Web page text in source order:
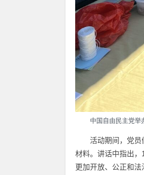
中国自由民主党
活动期间，党员
材料。讲话中指出
更加开放、公正和法